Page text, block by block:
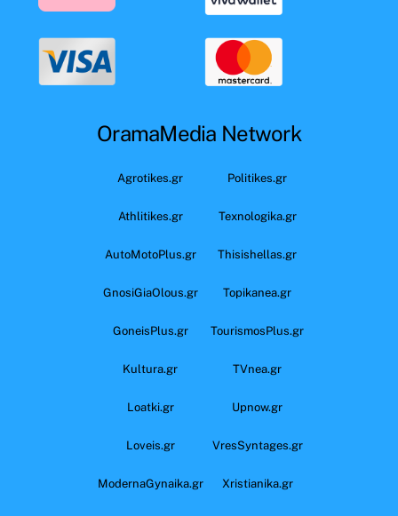
OramaMedia Network
Agrotikes.gr Politikes.gr
Athlitikes.gr Texnologika.gr
AutoMotoPlus.gr Thisishellas.gr
GnosiGiaOlous.gr Topikanea.gr
GoneisPlus.gr TourismosPlus.gr
Kultura.gr TVnea.gr
Loatki.gr Upnow.gr
Loveis.gr VresSyntages.gr
ModernaGynaika.gr Xristianika.gr